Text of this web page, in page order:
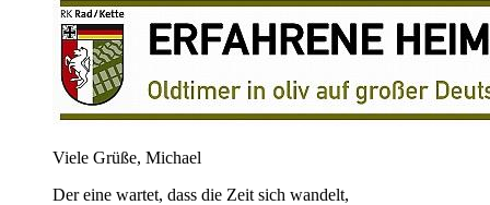
Viele Grüße, Michael
Der eine wartet, dass die Zeit sich wandelt,